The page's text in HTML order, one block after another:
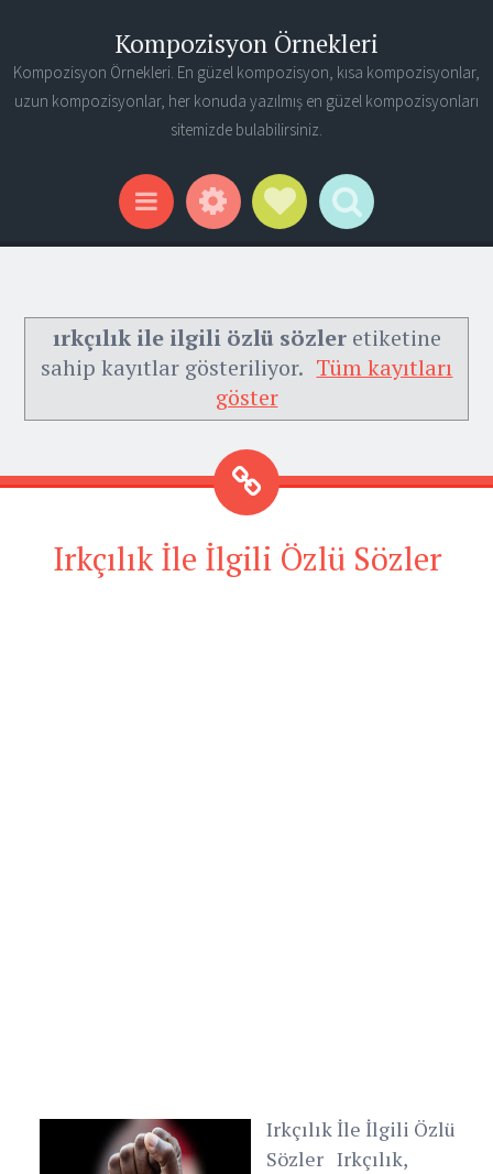
Kompozisyon Örnekleri
Kompozisyon Örnekleri. En güzel kompozisyon, kısa kompozisyonlar,
uzun kompozisyonlar, her konuda yazılmış en güzel kompozisyonları
sitemizde bulabilirsiniz.
Menu WidgetsSocial Links
Search
ırkçılık ile ilgili özlü sözleretiketine
sahip kayıtlar gösteriliyor. Tüm kayıtları
göster
Irkçılık İle İlgili Özlü Sözler
Irkçılık İle İlgili Özlü
Sözler Irkçılık,